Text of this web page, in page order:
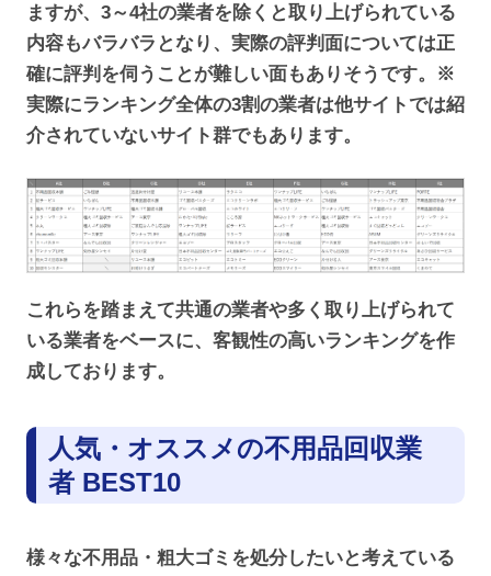
ますが、3～4社の業者を除くと取り上げられている
内容もバラバラとなり、実際の評判面については正
確に評判を伺うことが難しい面もありそうです。※
実際にランキング全体の3割の業者は他サイトでは紹
介されていないサイト群でもあります。
これらを踏まえて共通の業者や多く取り上げられて
いる業者をベースに、客観性の高いランキングを作
成しております。
人気・オススメの不用品回収業
者 BEST10
様々な不用品・粗大ゴミを処分したいと考えている